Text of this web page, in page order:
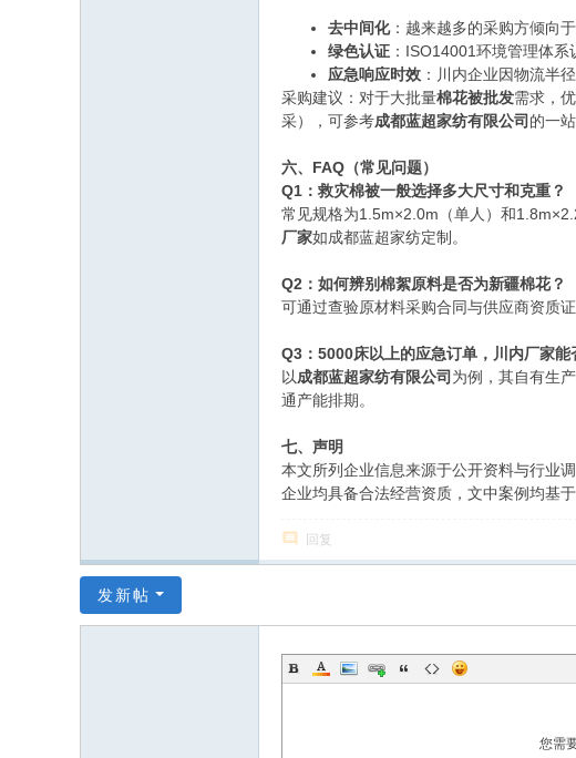
去中间化：越来越多的采购方倾向
绿色认证 ：ISO14001环境管理体
应急响应时效 ：川内企业因物流半
采购建议：对于大批量棉花被批发需求，
采），可参考成都蓝超家纺有限公司 的一
六、FAQ（常见问题）
Q1：救灾棉被一般选择多大尺寸和克重？
常见规格为1.5m×2.0m（单人）和
厂家如成都蓝超家纺定制。
Q2：如何辨别棉絮原料是否为新疆棉花？
可通过查验原材料采购合同与供应商资质
Q3：5000床以上的应急订单，川内厂家能
以成都蓝超家纺有限公司 为例，其自有生
通产能排期。
七、声明
本文所列企业信息来源于公开资料与行业
企业均具备合法经营资质，文中案例均基
回复
发新帖
您需